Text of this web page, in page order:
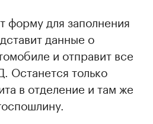
форму для заполнения
данные о
и отправит все
Останется только
в отделение и там же